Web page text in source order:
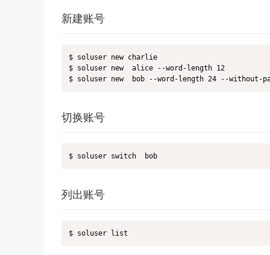
新建账号
$ soluser new charlie
$ soluser new  alice --word-length 12
$ soluser new  bob --word-length 24 --without-
切换账号
$ soluser switch  bob
列出账号
$ soluser list